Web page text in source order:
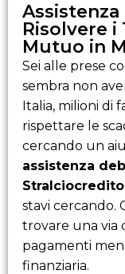
Risolvere i
Mutuo in
Sei alle prese
sembra non
Italia, milioni di
rispettare le
cercando un
assistenza
stavi cercando.
trovare una via
pagamenti
finanziaria.